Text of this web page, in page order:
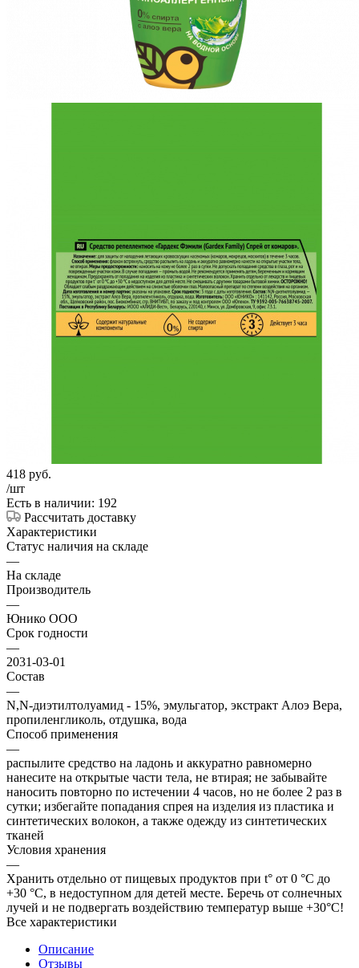
418 руб.
/шт
Есть в наличии: 192
Рассчитать доставку
Характеристики
Статус наличия на складе
—
На складе
Производитель
—
Юнико ООО
Срок годности
—
2031-03-01
Состав
—
N,N-диэтилтолуамид - 15%, эмульгатор, экстракт Алоэ Вера,
пропиленгликоль, отдушка, вода
Способ применения
—
распылите средство на ладонь и аккуратно равномерно
нанесите на открытые части тела, не втирая; не забывайте
наносить повторно по истечении 4 часов, но не более 2 раз в
сутки; избегайте попадания спрея на изделия из пластика и
синтетических волокон, а также одежду из синтетических
тканей
Условия хранения
—
Хранить отдельно от пищевых продуктов при t° от 0 °С до
+30 °С, в недоступном для детей месте. Беречь от солнечных
лучей и не подвергать воздействию температур выше +30°С!
Все характеристики
Описание
Отзывы